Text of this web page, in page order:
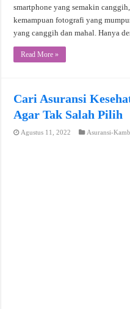
smartphone yang semakin
kemampuan fotografi yang
yang canggih dan mahal. Hanya
Read More »
Cari Asuransi
Agar Tak Salah Pilih
Agustus 11, 2022 Asuransi-